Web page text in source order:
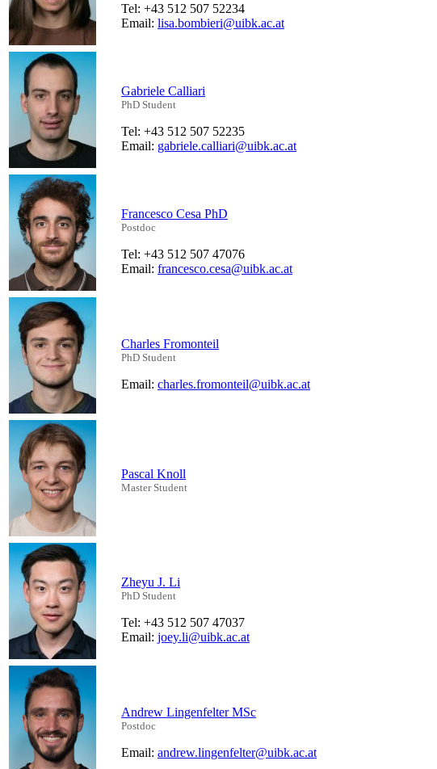
Tel: +43 512 507 52234
Email: lisa.bombieri@uibk.ac.at
Gabriele Calliari
PhD Student
Tel: +43 512 507 52235
Email: gabriele.calliari@uibk.ac.at
Francesco Cesa PhD
Postdoc
Tel: +43 512 507 47076
Email: francesco.cesa@uibk.ac.at
Charles Fromonteil
PhD Student
Email: charles.fromonteil@uibk.ac.at
Pascal Knoll
Master Student
Zheyu J. Li
PhD Student
Tel: +43 512 507 47037
Email: joey.li@uibk.ac.at
Andrew Lingenfelter MSc
Postdoc
Email: andrew.lingenfelter@uibk.ac.at